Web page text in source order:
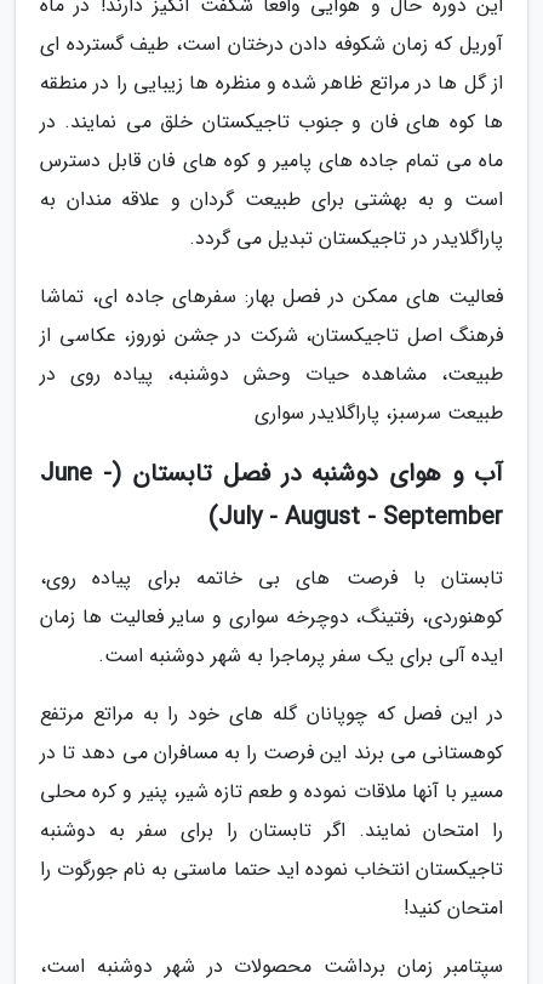
آوریل که زمان شکوفه دادن درختان است، طیف گسترده ای
از گل ها در مراتع ظاهر شده و منظره ها زیبایی را در منطقه
ها کوه های فان و جنوب تاجیکستان خلق می نمایند. در
ماه می تمام جاده های پامیر و کوه های فان قابل دسترس
است و به بهشتی برای طبیعت گردان و علاقه مندان به
پاراگلایدر در تاجیکستان تبدیل می گردد.
فعالیت های ممکن در فصل بهار: سفرهای جاده ای، تماشا
فرهنگ اصل تاجیکستان، شرکت در جشن نوروز، عکاسی از
طبیعت، مشاهده حیات وحش دوشنبه، پیاده روی در
طبیعت سرسبز، پاراگلایدر سواری
آب و هوای دوشنبه در فصل تابستان (June -
July - August - September)
تابستان با فرصت های بی خاتمه برای پیاده روی،
کوهنوردی، رفتینگ، دوچرخه سواری و سایر فعالیت ها زمان
ایده آلی برای یک سفر پرماجرا به شهر دوشنبه است.
در این فصل که چوپانان گله های خود را به مراتع مرتفع
کوهستانی می برند این فرصت را به مسافران می دهد تا در
مسیر با آنها ملاقات نموده و طعم تازه شیر، پنیر و کره محلی
را امتحان نمایند. اگر تابستان را برای سفر به دوشنبه
تاجیکستان انتخاب نموده اید حتما ماستی به نام جورگوت را
امتحان کنید!
سپتامبر زمان برداشت محصولات در شهر دوشنبه است،